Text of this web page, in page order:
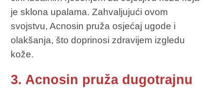
je sklona upalama. Zahvaljujući ovom
svojstvu, Acnosin pruža osjećaj ugode i
olakšanja, što doprinosi zdravijem izgledu
kože.
3. Acnosin pruža dugotrajnu